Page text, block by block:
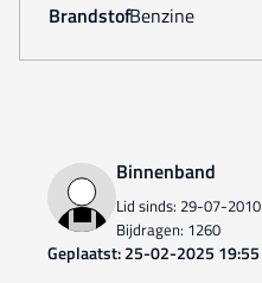
Brandstof Benzine
Binnenband
Lid sinds: 29-07-2010
Bijdragen: 1260
Geplaatst: 25-02-2025 19:55